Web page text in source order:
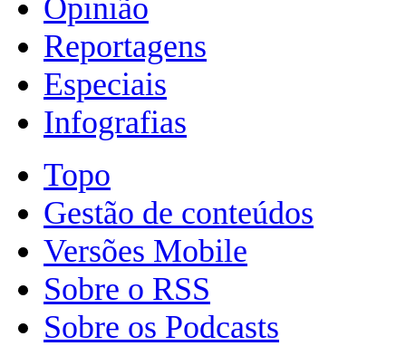
Opinião
Reportagens
Especiais
Infografias
Topo
Gestão de conteúdos
Versões Mobile
Sobre o RSS
Sobre os Podcasts